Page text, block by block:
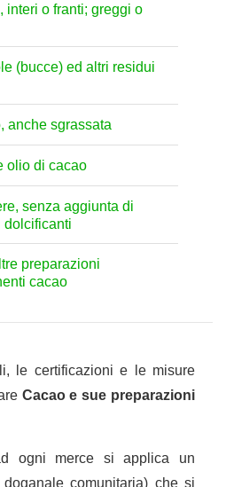
interi o franti; greggi o
(bucce) ed altri residui
anche sgrassata
olio di cacao
senza aggiunta di
dolcificanti
preparazioni
cacao
le certificazioni e le misure
Cacao e sue preparazioni
ogni merce si applica un
doganale comunitaria) che si